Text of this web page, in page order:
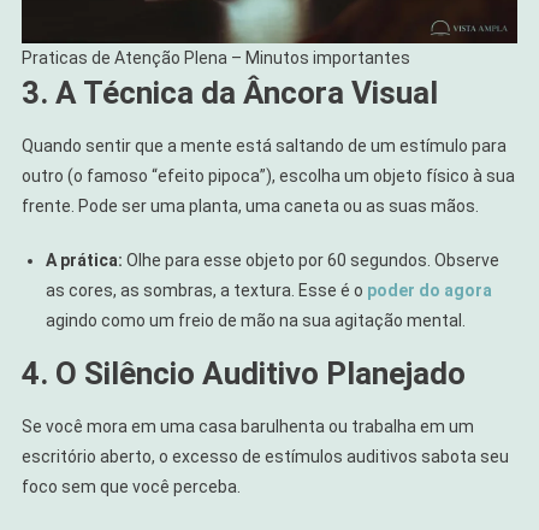
Praticas de Atenção Plena – Minutos importantes
3. A Técnica da Âncora Visual
Quando sentir que a mente está saltando de um estímulo para
outro (o famoso “efeito pipoca”), escolha um objeto físico à sua
frente. Pode ser uma planta, uma caneta ou as suas mãos.
A prática: Olhe para esse objeto por 60 segundos. Observe
as cores, as sombras, a textura. Esse é o poder do agora
agindo como um freio de mão na sua agitação mental.
4. O Silêncio Auditivo Planejado
Se você mora em uma casa barulhenta ou trabalha em um
escritório aberto, o excesso de estímulos auditivos sabota seu
foco sem que você perceba.